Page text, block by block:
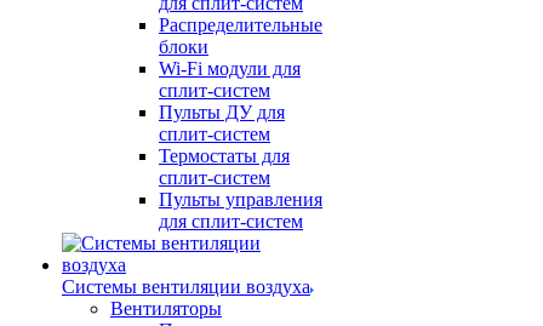
Распределительные
блоки
Wi-Fi модули для
сплит-систем
Пульты ДУ для
сплит-систем
Термостаты для
сплит-систем
Пульты управления
для сплит-систем
Системы вентиляции воздуха
Вентиляторы